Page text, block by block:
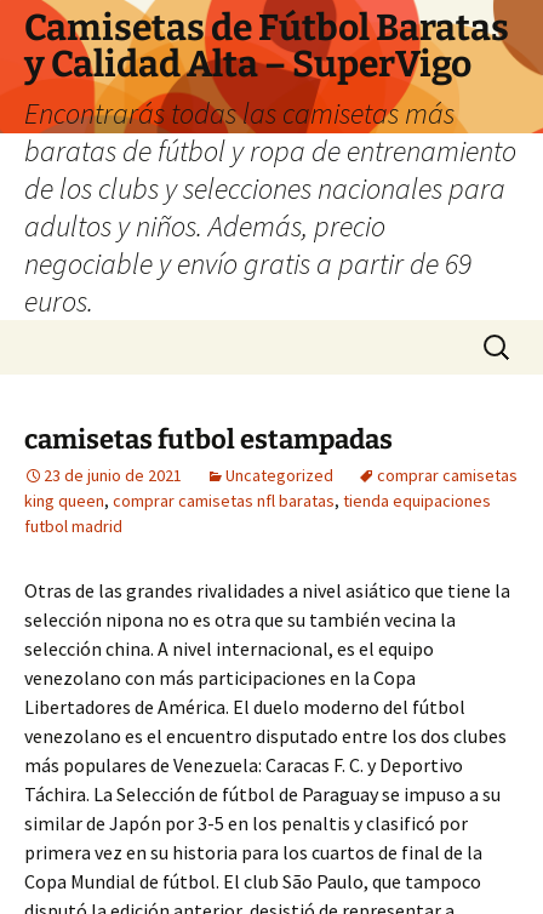
Camisetas de Fútbol Baratas
y Calidad Alta – SuperVigo
Encontrarás todas las camisetas más
baratas de fútbol y ropa de entrenamiento
de los clubs y selecciones nacionales para
adultos y niños. Además, precio
negociable y envío gratis a partir de 69
euros.
Buscar:
camisetas futbol estampadas
23 de junio de 2021 Uncategorized
comprar camisetas
king queen, comprar camisetas nfl baratas, tienda equipaciones
futbol madrid
Otras de las grandes rivalidades a nivel asiático que tiene la
selección nipona no es otra que su también vecina la
selección china. A nivel internacional, es el equipo
venezolano con más participaciones en la Copa
Libertadores de América. El duelo moderno del fútbol
venezolano es el encuentro disputado entre los dos clubes
más populares de Venezuela: Caracas F. C. y Deportivo
Táchira. La Selección de fútbol de Paraguay se impuso a su
similar de Japón por 3-5 en los penaltis y clasificó por
primera vez en su historia para los cuartos de final de la
Copa Mundial de fútbol. El club São Paulo, que tampoco